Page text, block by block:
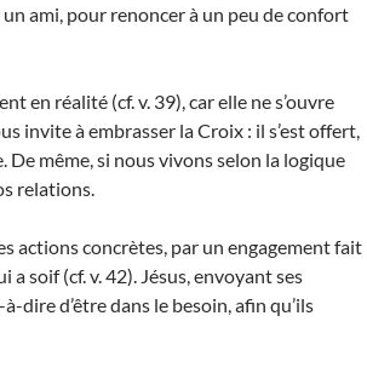
ami, pour renoncer à un peu de confort
en réalité (cf. v. 39), car elle ne s’ouvre
invite à embrasser la Croix : il s’est offert,
De même, si nous vivons selon la logique
relations.
actions concrètes, par un engagement fait
soif (cf. v. 42). Jésus, envoyant ses
dire d’être dans le besoin, afin qu’ils